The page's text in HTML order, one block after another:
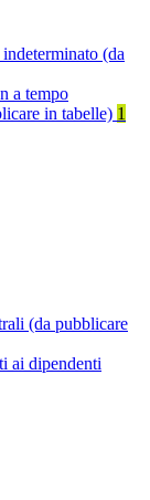
(da
a tempo
in tabelle) 1
(da pubblicare
ai dipendenti